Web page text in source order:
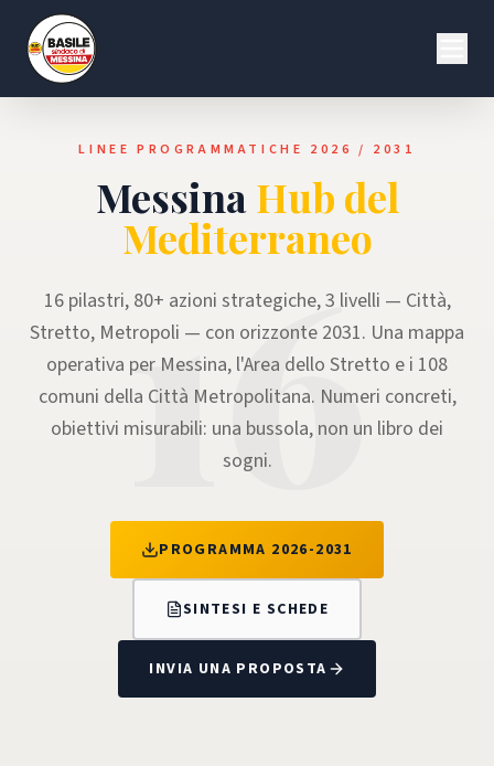
16
LINEE PROGRAMMATICHE 2026 / 2031
MessinaHub del
Mediterraneo
16 pilastri, 80+ azioni strategiche, 3 livelli — Città,
Stretto, Metropoli — con orizzonte 2031. Una mappa
operativa per Messina, l'Area dello Stretto e i 108
comuni della Città Metropolitana. Numeri concreti,
obiettivi misurabili: una bussola, non un libro dei
sogni.
PROGRAMMA 2026-2031
SINTESI E SCHEDE
INVIA UNA PROPOSTA